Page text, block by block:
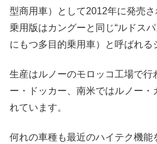
型商用車）として2012年に発売さ
乗用版はカングーと同じ“ルドス
にもつ多目的乗用車）と呼ばれる
生産はルノーのモロッコ工場で行
ー・ドッカー、南米ではルノー・
れています。
何れの車種も最近のハイテク機能